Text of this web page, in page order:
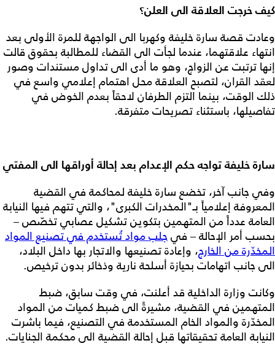
كيف خرجت العلاقة الى العلن؟
وعادت قصة سارة خليفة وكهربا الى الواجهة للمرة الأولى بعد
انتهاء علاقتهما، عندما لجأت الى القضاء للمطالبة بحقوق قالت
إنها ترتبت عن الزواج، وهو ما أدى الى تداول مستندات وصور
لعقد القران، لتصبح العلاقة محل اهتمام إعلامي واسع في
ذلك الوقت، بينما التزم الطرفان لاحقاً بعدم الخوض في
تفاصيلها، باستثناء تصريحات متفرقة.
سارة خليفة تواجه حكم الإعدام بعد إحالة أوراقها الى المفتي
وفي جانب آخر، تخضع سارة خليفة لمحاكمة في القضية
المعروفة إعلامياً بـ"المخدرات الكبرى"، والتي تتهم فيها النيابة
العامة عدداً من المتهمين بتكوين تشكيل عصابي تخصّص –
بحسب أمر الإحالة – فيجلب مواد تُستخدم في تصنيع المواد
المخدّرة من الخارج، وإعادة تصنيعها والاتجار بها داخل البلاد،
الى جانب اتهامات بحيازة أسلحة نارية وذخائر بدون ترخيص.
وكانت وزارة الداخلية قد أعلنت، في وقت سابق، ضبط
المتهمين في القضية، مشيرةً الى ضبط كميات من المواد
المخدّرة والمواد الخام المستخدمة في التصنيع، فيما باشرت
النيابة العامة تحقيقاتها قبل إحالة القضية الى محكمة الجنايات.